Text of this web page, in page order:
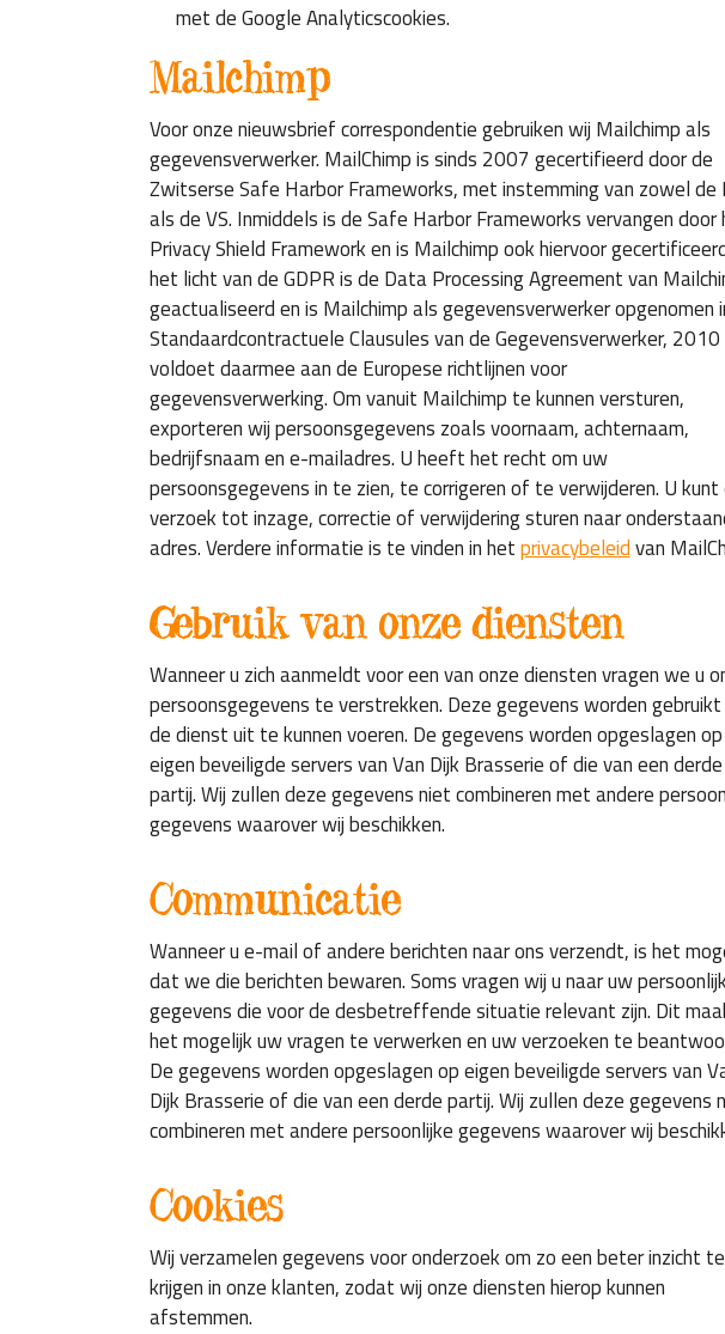
met de Google Analyticscookies.
Mailchimp
Voor onze nieuwsbrief correspondentie gebruiken wij Mailchimp als
gegevensverwerker. MailChimp is sinds 2007 gecertifieerd door de
Zwitserse Safe Harbor Frameworks, met instemming van zowel de
als de VS. Inmiddels is de Safe Harbor Frameworks vervangen door
Privacy Shield Framework en is Mailchimp ook hiervoor
het licht van de GDPR is de Data Processing Agreement van
geactualiseerd en is Mailchimp als gegevensverwerker opgenomen
Standaardcontractuele Clausules van de Gegevensverwerker, 2010
voldoet daarmee aan de Europese richtlijnen voor
gegevensverwerking. Om vanuit Mailchimp te kunnen versturen,
exporteren wij persoonsgegevens zoals voornaam, achternaam,
bedrijfsnaam en e-mailadres. U heeft het recht om uw
persoonsgegevens in te zien, te corrigeren of te verwijderen. U kunt
verzoek tot inzage, correctie of verwijdering sturen naar
adres. Verdere informatie is te vinden in hetprivacybeleidvan
Gebruik van onze diensten
Wanneer u zich aanmeldt voor een van onze diensten vragen we u
persoonsgegevens te verstrekken. Deze gegevens worden
de dienst uit te kunnen voeren. De gegevens worden opgeslagen op
eigen beveiligde servers van Van Dijk Brasserie of die van een derde
partij. Wij zullen deze gegevens niet combineren met andere
gegevens waarover wij beschikken.
Communicatie
Wanneer u e-mail of andere berichten naar ons verzendt, is het
dat we die berichten bewaren. Soms vragen wij u naar uw
gegevens die voor de desbetreffende situatie relevant zijn. Dit
het mogelijk uw vragen te verwerken en uw verzoeken te
De gegevens worden opgeslagen op eigen beveiligde servers van
Dijk Brasserie of die van een derde partij. Wij zullen deze gegevens
combineren met andere persoonlijke gegevens waarover wij
Cookies
Wij verzamelen gegevens voor onderzoek om zo een beter inzicht te
krijgen in onze klanten, zodat wij onze diensten hierop kunnen
afstemmen.